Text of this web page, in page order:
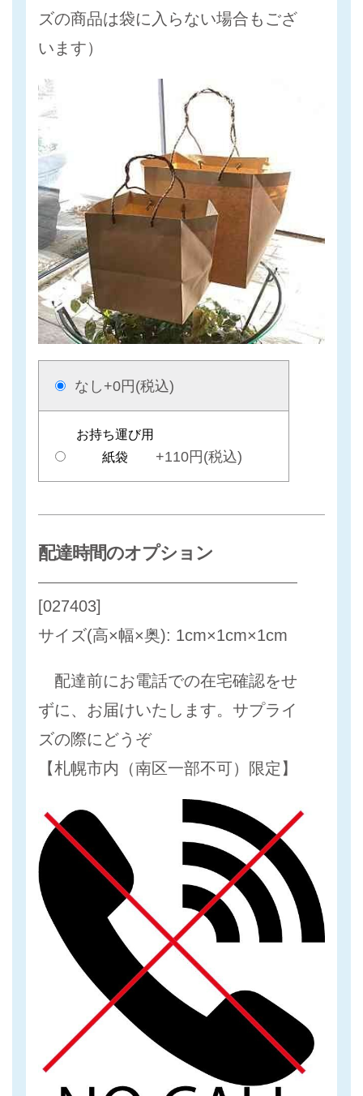
ズの商品は袋に入らない場合もござ
います）
なし +0円(税込)
お持ち運び用
紙袋
+110円(税込)
配達時間のオプション
[027403]
サイズ(高×幅×奥): 1cm×1cm×1cm
配達前にお電話での在宅確認をせ
ずに、お届けいたします。サプライ
ズの際にどうぞ
【札幌市内（南区一部不可）限定】